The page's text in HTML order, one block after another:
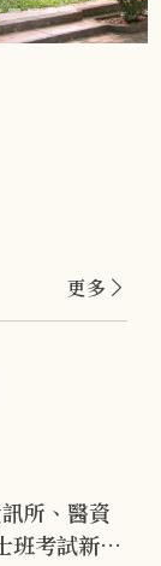
更多
所、醫資
班考試新生